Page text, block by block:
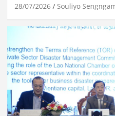
28/07/2026 Souliyo